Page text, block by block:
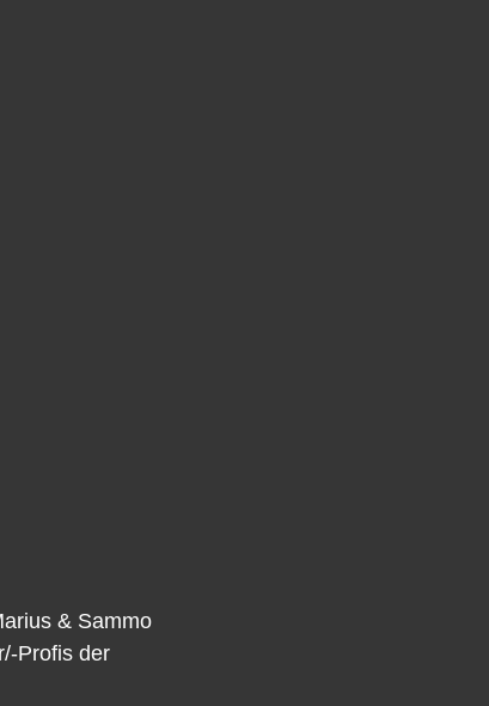
& Sammo
Profis der